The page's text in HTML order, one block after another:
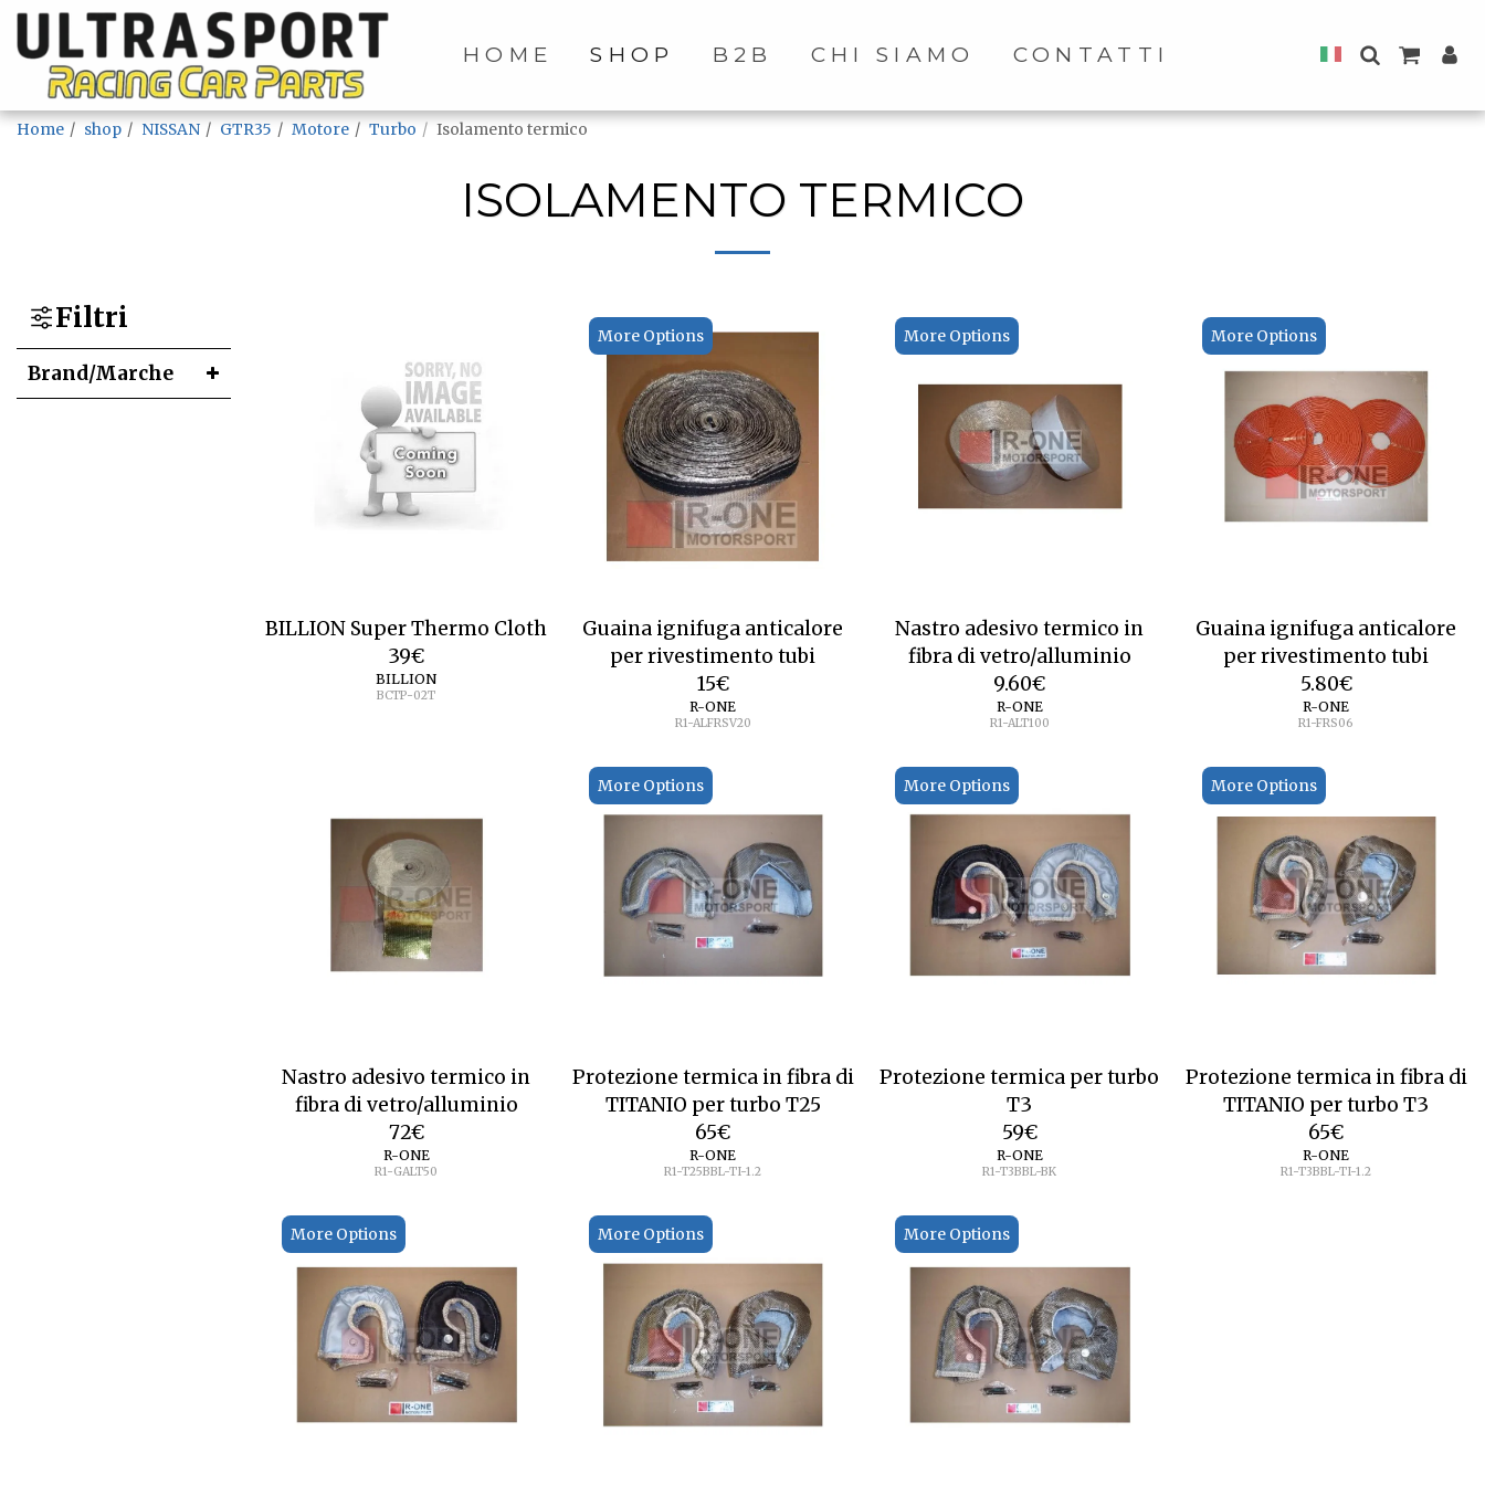
HOME SHOP B2B CHI SIAMO CONTATTI
Home shop NISSAN GTR35 Motore Turbo Isolamento termico
ISOLAMENTO TERMICO
Filtri
Brand/Marche
BILLION Super Thermo Cloth
39€
BILLION
BCTP-02T
More Options
Guaina ignifuga anticalore
per rivestimento tubi
15€
R-ONE
R1-ALFRSV20
More Options
Nastro adesivo termico in
fibra di vetro/alluminio
9.60€
R-ONE
R1-ALT100
More Options
Guaina ignifuga anticalore
per rivestimento tubi
5.80€
R-ONE
R1-FRS06
Nastro adesivo termico in
fibra di vetro/alluminio
72€
R-ONE
R1-GALT50
More Options
Protezione termica in fibra di
TITANIO per turbo T25
65€
R-ONE
R1-T25BBL-TI-1.2
More Options
Protezione termica per turbo
T3
59€
R-ONE
R1-T3BBL-BK
More Options
Protezione termica in fibra di
TITANIO per turbo T3
65€
R-ONE
R1-T3BBL-TI-1.2
More Options More Options More Options